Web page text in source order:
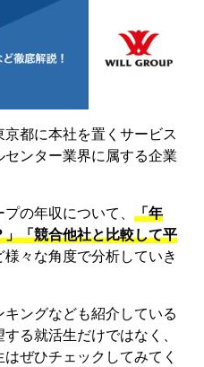
都に本社を置くサービス
ンター業界に属する企業
の年収について、 「年
「競合他社と比較して平
様々な角度で分析していき
ングなども紹介している
る就活生だけではなく、
ぜひチェックしてみてく